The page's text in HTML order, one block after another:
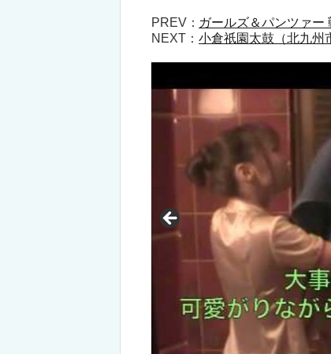
PREV： ガールズ＆パンツァー
NEXT： 小倉祇園太鼓（北九州